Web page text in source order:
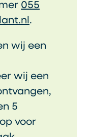
055
.
wij een
wij een
5
voor